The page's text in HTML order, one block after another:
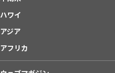
ハワイ
アジア
アフリカ